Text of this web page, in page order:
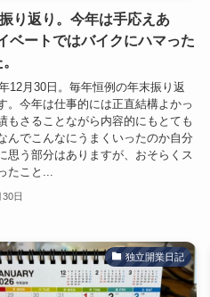
り返り。今年は手応えあ
ベートではバイクにハマった
12月30日。毎年恒例の年末振り返
。今年は仕事的には正直結構よかっ
もさることながら内容的にもとても
んでこんなにうまくいったのか自分
思う部分はありますが、おそらくス
たこと...
日
独立開業日記